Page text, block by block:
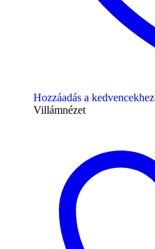
Hozzáadás a kedvencekhez
Villámnézet